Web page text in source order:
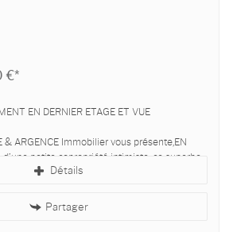
€*
EN DERNIER ETAGE ET VUE
& ARGENCE Immobilier vous présente,EN
d’une petite copropriété intimiste, ce superbe
Détails
Partager